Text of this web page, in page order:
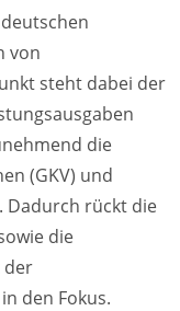
von
steht dabei der
die
(GKV) und
Dadurch rückt die
die
der
den Fokus.